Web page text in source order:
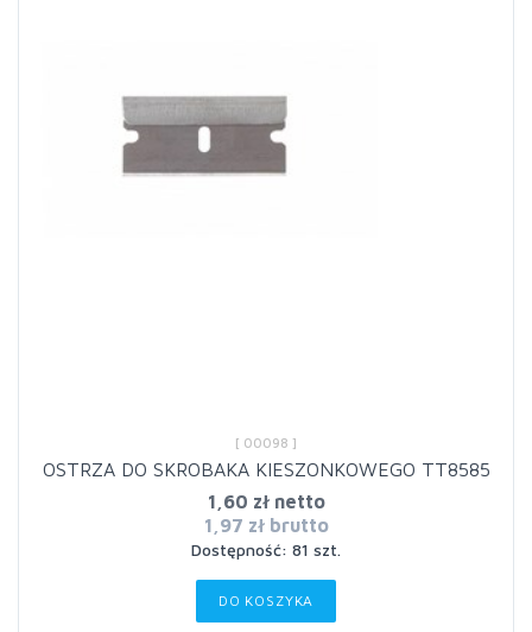
[ 00098 ]
OSTRZA DO SKROBAKA KIESZONKOWEGO TT8585
1,60 zł netto
1,97 zł brutto
Dostępność: 81 szt.
DO KOSZYKA